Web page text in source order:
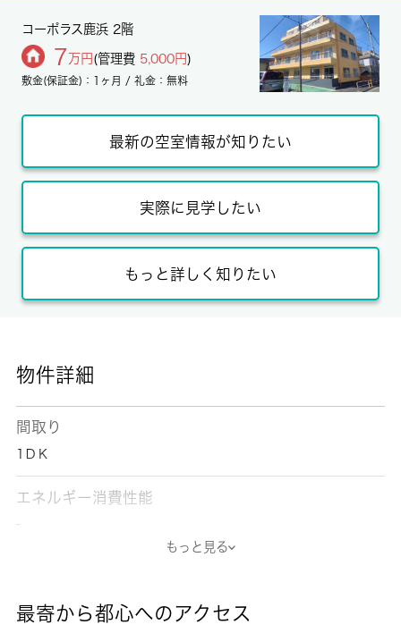
コーポラス鹿浜 2階
7 万円 (管理費 5,000円)
敷金(保証金)：1ヶ月 / 礼金：無料
最新の空室情報が知りたい
実際に見学したい
もっと詳しく知りたい
物件詳細
間取り
1ＤＫ
エネルギー消費性能
-
もっと見る
最寄から都心へのアクセス